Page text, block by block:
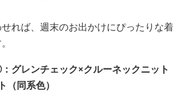
れば、週末のお出かけにぴったりな着
グレンチェック×クルーネックニット
（同系色）